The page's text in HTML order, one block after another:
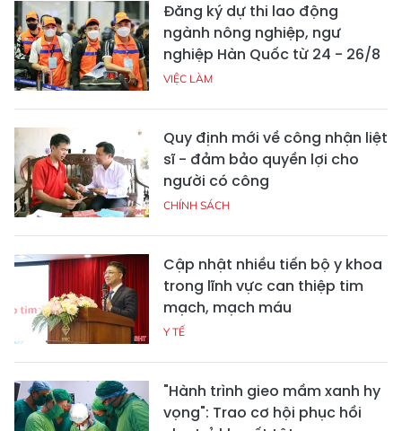
Đăng ký dự thi lao động
ngành nông nghiệp, ngư
nghiệp Hàn Quốc từ 24 - 26/8
VIỆC LÀM
Quy định mới về công nhận liệt
sĩ - đảm bảo quyền lợi cho
người có công
CHÍNH SÁCH
Cập nhật nhiều tiến bộ y khoa
trong lĩnh vực can thiệp tim
mạch, mạch máu
Y TẾ
"Hành trình gieo mầm xanh hy
vọng": Trao cơ hội phục hồi